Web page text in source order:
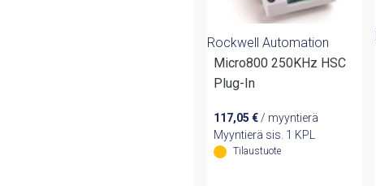
Rockwell Automation
Micro800 250KHz HSC
Plug-In
117,05 € / myyntierä
Myyntierä sis. 1 KPL
Tilaustuote